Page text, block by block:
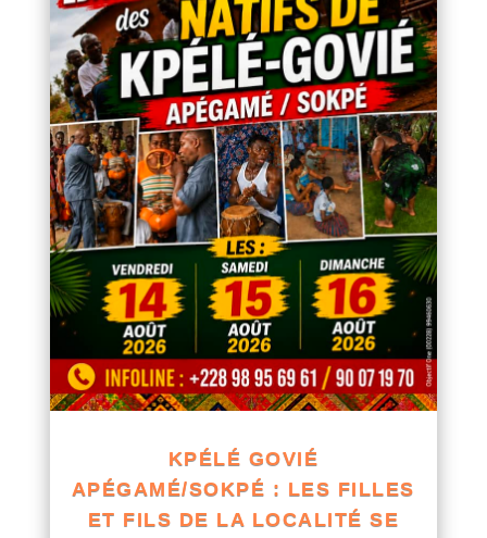
KPÉLÉ GOVIÉ
APÉGAMÉ/SOKPÉ : LES FILLES
ET FILS DE LA LOCALITÉ SE